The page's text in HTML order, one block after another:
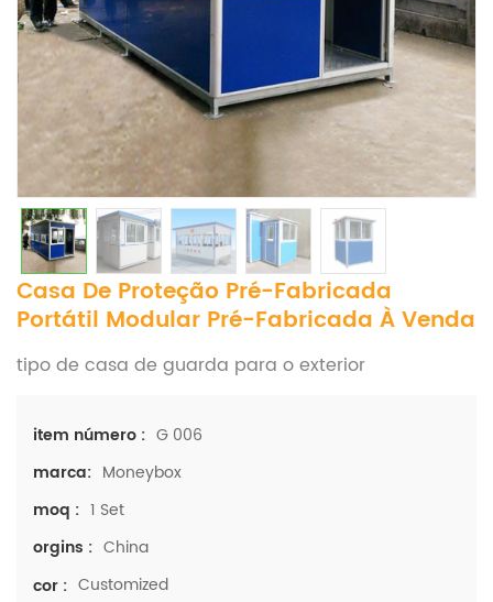
Casa De Proteção Pré-Fabricada
Portátil Modular Pré-Fabricada À Venda
tipo de casa de guarda para o exterior
item número : G 006
marca: Moneybox
moq : 1 Set
orgins : China
cor : Customized